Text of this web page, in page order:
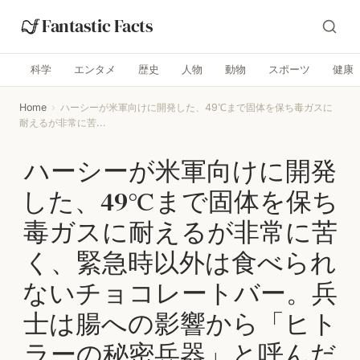
Fantastic Facts
科学 エンタメ 歴史 人物 動物 スポーツ 健康
Home › ハーシーが米軍向けに開発した、49℃まで固体を保ち毒ガスに
耐えるが非常に苦...
ハーシーが米軍向けに開発
した、49℃まで固体を保ち
毒ガスに耐えるが非常に苦
く、緊急時以外は食べられ
ないチョコレートバー。兵
士は腸への影響から「ヒト